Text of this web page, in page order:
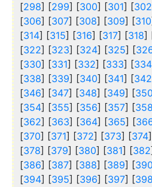
[298] [299] [300] [301] [302
[306] [307] [308] [309] [310
[314] [315] [316] [317] [318]
[322] [323] [324] [325] [
[330] [331] [332] [333] [334
[338] [339] [340] [341] [342
[346] [347] [348] [349] [350
[354] [355] [356] [357] [358
[362] [363] [364] [365] [
[370] [371] [372] [373] [374
[378] [379] [380] [381] [382
[386] [387] [388] [389] [390
[394] [395] [396] [397] [398